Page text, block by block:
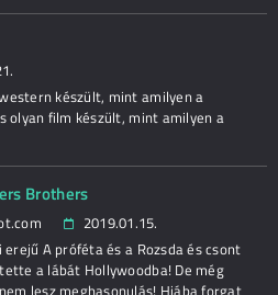
készült, mint amilyen a
olyan film készült, mint amilyen a
Brothers
2019.01.15.
A próféta és a Rozsda és csont
a lábát Hollywoodba! De még
lesz meghasonulás! Hiába forgat